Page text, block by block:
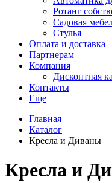
Ротанг
Садовая
Стулья
Оплата и доставка
Партнерам
Компания
Дисконтная
Контакты
Еще
Главная
Каталог
Кресла и Диваны
Кресла и